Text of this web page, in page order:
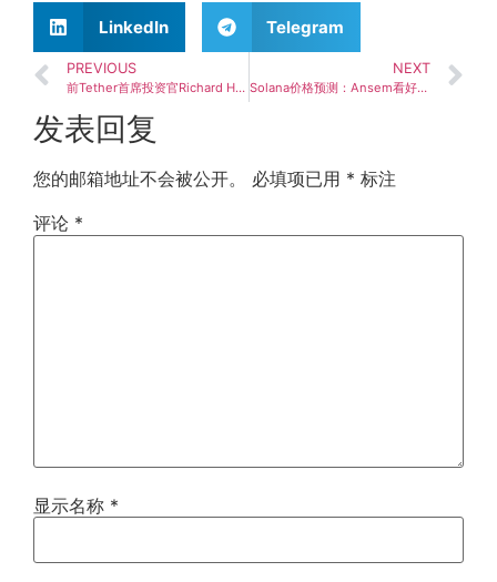
LinkedIn Telegram
PREVIOUS
前Tether首席投资官Richard Heathcote计划出售部分股份
NEXT
Solana价格预测：Ansem看好未来数月冲击150美元关口
发表回复
您的邮箱地址不会被公开。 必填项已用 * 标注
评论 *
显示名称 *